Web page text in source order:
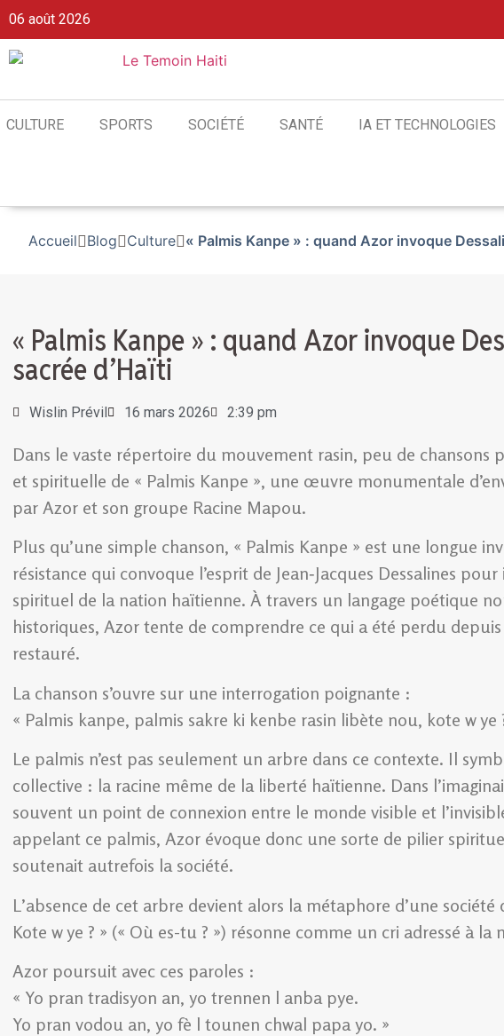
06 août 2026
CULTURE SPORTS SOCIÉTÉ SANTÉ IA ET TECHNOLOGIES
Accueil Blog Culture « Palmis Kanpe » : quand Azor invoque
« Palmis Kanpe » : quand Azor invoque
sacrée d’Haïti
Wislin Prévil 16 mars 2026 2:39 pm
Dans le vaste répertoire du mouvement rasin, peu de chansons
et spirituelle de « Palmis Kanpe », une œuvre monumentale
par Azor et son groupe Racine Mapou.
Plus qu’une simple chanson, « Palmis Kanpe » est une longue
résistance qui convoque l’esprit de Jean‑Jacques Dessalines
spirituel de la nation haïtienne. À travers un langage poétique
historiques, Azor tente de comprendre ce qui a été perdu
restauré.
La chanson s’ouvre sur une interrogation poignante :
« Palmis kanpe, palmis sakre ki kenbe rasin libète nou, kote w ye
Le palmis n’est pas seulement un arbre dans ce contexte. Il
collective : la racine même de la liberté haïtienne. Dans
souvent un point de connexion entre le monde visible et
appelant ce palmis, Azor évoque donc une sorte de pilier
soutenait autrefois la société.
L’absence de cet arbre devient alors la métaphore d’une
Kote w ye ? » (« Où es-tu ? ») résonne comme un cri adressé à la
Azor poursuit avec ces paroles :
« Yo pran tradisyon an, yo trennen l anba pye.
Yo pran vodou an, yo fè l tounen chwal papa yo. »